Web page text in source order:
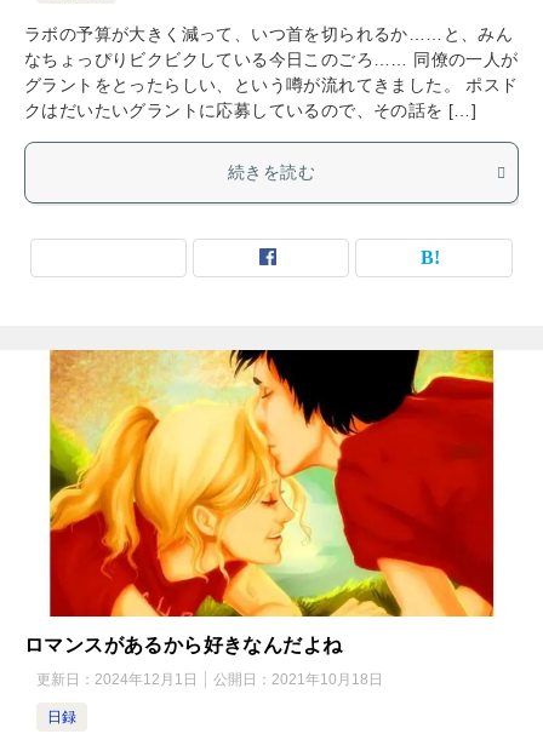
ラボの予算が大きく減って、いつ首を切られるか……と、みん
なちょっぴりビクビクしている今日このごろ…… 同僚の一人が
グラントをとったらしい、という噂が流れてきました。 ポスド
クはだいたいグラントに応募しているので、その話を […]
続きを読む
ロマンスがあるから好きなんだよね
更新日： 2024年12月1日 公開日： 2021年10月18日
日録